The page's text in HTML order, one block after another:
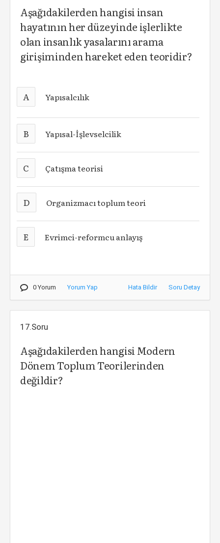
Aşağıdakilerden hangisi insan
hayatının her düzeyinde işlerlikte
olan insanlık yasalarını arama
girişiminden hareket eden teoridir?
A Yapısalcılık
B Yapısal-İşlevselcilik
C Çatışma teorisi
D Organizmacı toplum teori
E Evrimci-reformcu anlayış
0 Yorum Yorum Yap Hata Bildir Soru Detay
17.Soru
Aşağıdakilerden hangisi Modern
Dönem Toplum Teorilerinden
değildir?